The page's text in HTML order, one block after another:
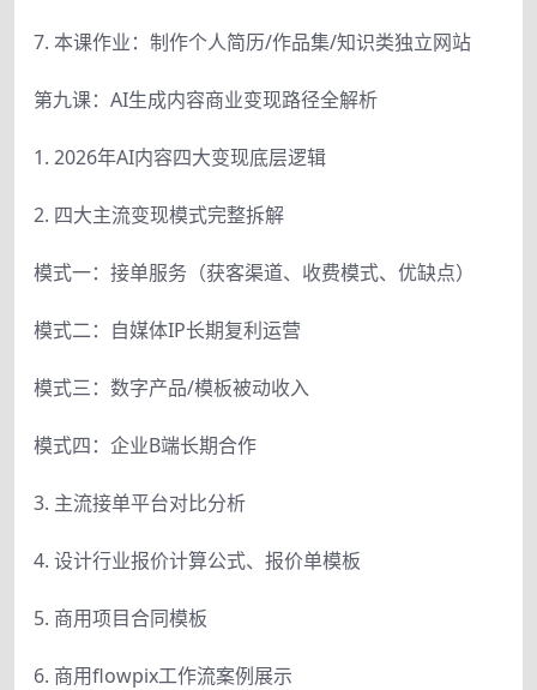
7. 本课作业：制作个人简历/作品集/知识类独立网站
第九课：AI生成内容商业变现路径全解析
1. 2026年AI内容四大变现底层逻辑
2. 四大主流变现模式完整拆解
模式一：接单服务（获客渠道、收费模式、优缺点）
模式二：自媒体IP长期复利运营
模式三：数字产品/模板被动收入
模式四：企业B端长期合作
3. 主流接单平台对比分析
4. 设计行业报价计算公式、报价单模板
5. 商用项目合同模板
6. 商用flowpix工作流案例展示